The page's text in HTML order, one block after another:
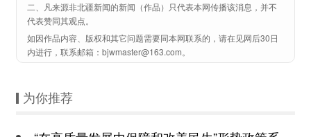
二、凡来源非北疆新闻的新闻（作品）只代表本网传播该消息，并不
代表赞同其观点。
如因作品内容、版权和其它问题需要同本网联系的，请在见网后30日
内进行，联系邮箱：bjwmaster@163.com。
为你推荐